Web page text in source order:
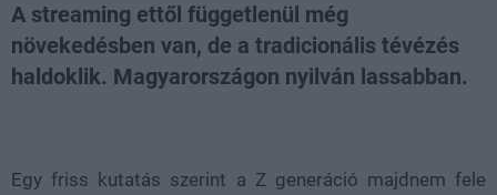
A streaming ettől függetlenül még
növekedésben van, de a tradicionális tévézés
haldoklik. Magyarországon nyilván lassabban.
Egy friss kutatás szerint a Z generáció majdnem fele